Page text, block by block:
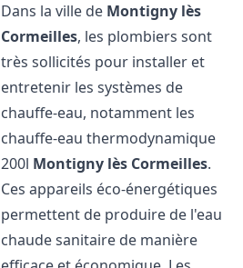
Dans la ville de Montigny lès
Cormeilles, les plombiers sont
très sollicités pour installer et
entretenir les systèmes de
chauffe-eau, notamment les
chauffe-eau thermodynamique
200l Montigny lès Cormeilles.
Ces appareils éco-énergétiques
permettent de produire de l'eau
chaude sanitaire de manière